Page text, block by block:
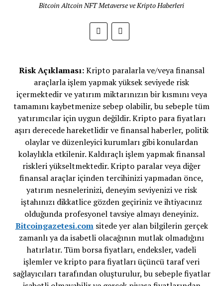
Bitcoin Altcoin NFT Metaverse ve Kripto Haberleri
Risk Açıklaması:Kripto paralarla ve/veya finansal
araçlarla işlem yapmak yüksek seviyede risk
içermektedir ve yatırım miktarınızın bir kısmını veya
tamamını kaybetmenize sebep olabilir, bu sebeple tüm
yatırımcılar için uygun değildir. Kripto para fiyatları
aşırı derecede hareketlidir ve finansal haberler, politik
olaylar ve düzenleyici kurumları gibi konulardan
kolaylıkla etkilenir. Kaldıraçlı işlem yapmak finansal
riskleri yükseltmektedir. Kripto paralar veya diğer
finansal araçlar içinden tercihinizi yapmadan önce,
yatırım nesnelerinizi, deneyim seviyenizi ve risk
iştahınızı dikkatlice gözden geçiriniz ve ihtiyacınız
olduğunda profesyonel tavsiye almayı deneyiniz.
Bitcoingazetesi.comsitede yer alan bilgilerin gerçek
zamanlı ya da isabetli olacağının mutlak olmadığını
hatırlatır. Tüm borsa fiyatları, endeksler, vadeli
işlemler ve kripto para fiyatları üçüncü taraf veri
sağlayıcıları tarafından oluşturulur, bu sebeple fiyatlar